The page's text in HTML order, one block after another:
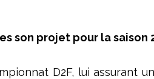
son projet pour la saison
D2F, lui